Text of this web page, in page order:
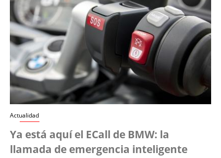
Actualidad
Ya está aquí el ECall de BMW: la
llamada de emergencia inteligente